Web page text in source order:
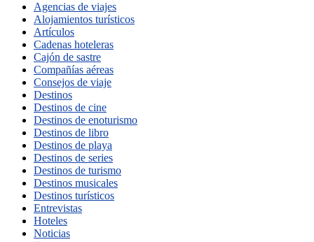
Agencias de viajes
Alojamientos turísticos
Artículos
Cadenas hoteleras
Cajón de sastre
Compañías aéreas
Consejos de viaje
Destinos
Destinos de cine
Destinos de enoturismo
Destinos de libro
Destinos de playa
Destinos de series
Destinos de turismo
Destinos musicales
Destinos turísticos
Entrevistas
Hoteles
Noticias